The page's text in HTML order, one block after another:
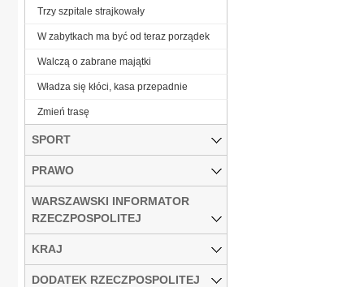
Trzy szpitale strajkowały
W zabytkach ma być od teraz porządek
Walczą o zabrane majątki
Władza się kłóci, kasa przepadnie
Zmień trasę
SPORT
PRAWO
WARSZAWSKI INFORMATOR
RZECZPOSPOLITEJ
KRAJ
DODATEK RZECZPOSPOLITEJ